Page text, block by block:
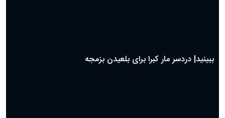
ببینید| دردسر مار کبرا برای بلعیدن بزمجه